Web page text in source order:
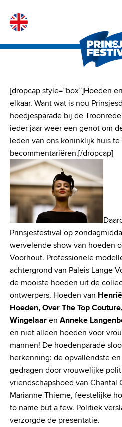
content
[dropcap style=”box”]Hoeden
elkaar. Want wat is nou
hoedjesparade bij de
ieder jaar weer een genot om
leden van ons koninklijk huis
becommentariëren.[/dropcap]
Prinsjesfestival op
wervelende show van hoeden
Voorhout. Professionele
achtergrond van Paleis Lange
de mooiste hoeden uit de
ontwerpers. Hoeden van
Hoeden, Over The Top
Wingelaaren Anneke
en niet alleen hoeden voor
mannen! De hoedenparade
herkenning: de opvallendste
gedragen door vrouwelijke
vriendschapshoed van Chantal
Marianne Thieme, feestelijke
to name but a few. Politiek
verzorgde de presentatie.